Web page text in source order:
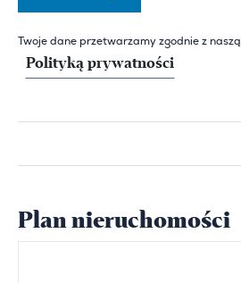
Twoje dane przetwarzamy zgodnie z naszą
Polityką prywatności
Plan nieruchomości